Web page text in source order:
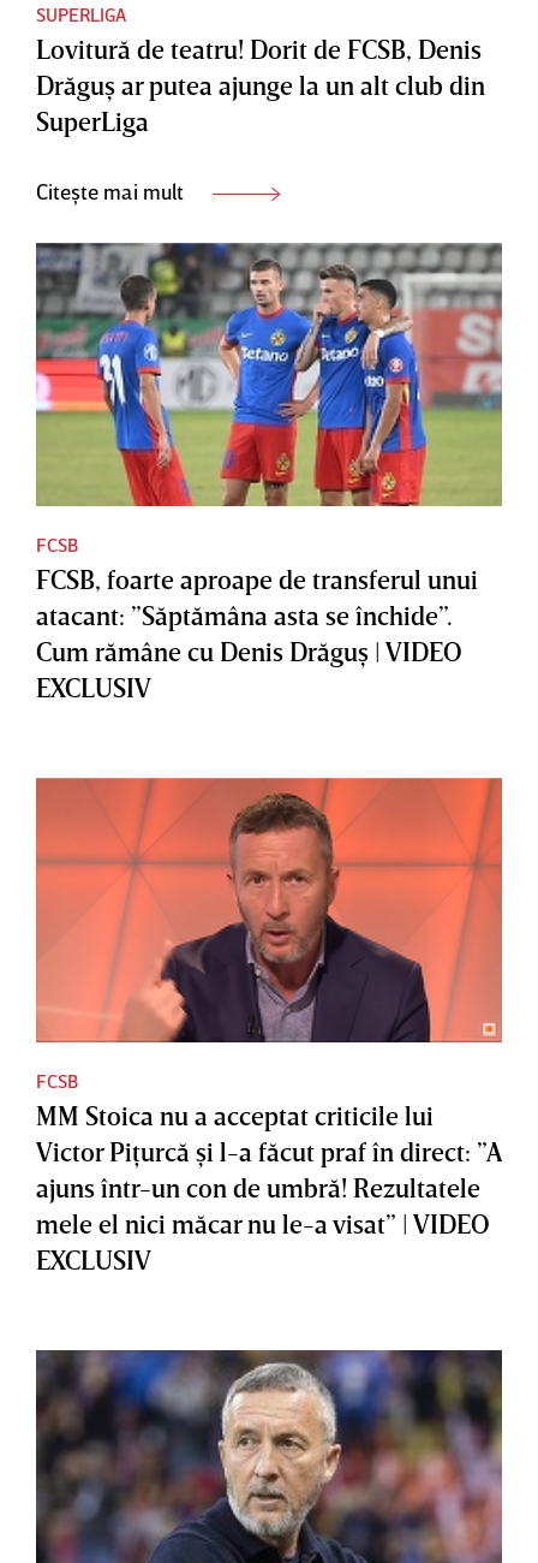
SUPERLIGA
Lovitură de teatru! Dorit de FCSB, Denis
Drăguş ar putea ajunge la un alt club din
SuperLiga
Citește mai mult
FCSB
FCSB, foarte aproape de transferul unui
atacant: ”Săptămâna asta se închide”.
Cum rămâne cu Denis Drăguş | VIDEO
EXCLUSIV
FCSB
MM Stoica nu a acceptat criticile lui
Victor Piţurcă şi l-a făcut praf în direct: ”A
ajuns într-un con de umbră! Rezultatele
mele el nici măcar nu le-a visat” | VIDEO
EXCLUSIV